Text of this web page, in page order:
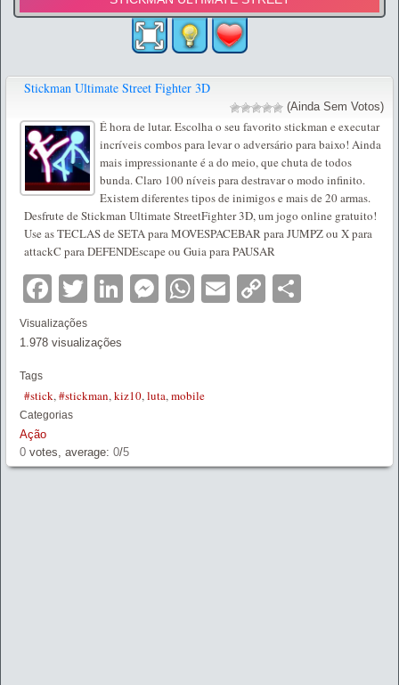
Stickman Ultimate Street Fighter 3D
(Ainda Sem Votos)
É hora de lutar. Escolha o seu favorito stickman e executar
incríveis combos para levar o adversário para baixo! Ainda
mais impressionante é a do meio, que chuta de todos
bunda. Claro 100 níveis para destravar o modo infinito.
Existem diferentes tipos de inimigos e mais de 20 armas.
Desfrute de Stickman Ultimate StreetFighter 3D, um jogo online gratuito!
Use as TECLAS de SETA para MOVESPACEBAR para JUMPZ ou X para
attackC para DEFENDEscape ou Guia para PAUSAR
Facebook
TwitterLinkedIn
Messenger
WhatsApp
EmailCopy
Visualizações
1.978 visualizações
Tags
#stick,#stickman,kiz10,luta,mobile
Categorias
Ação
0 votes, average: 0/5